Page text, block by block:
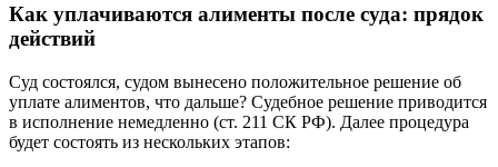
Как уплачиваются алименты после суда: прядок
действий
Суд состоялся, судом вынесено положительное решение об
уплате алиментов, что дальше? Судебное решение приводится
в исполнение немедленно (ст. 211 СК РФ). Далее процедура
будет состоять из нескольких этапов: